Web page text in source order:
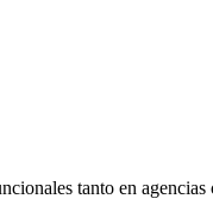
tanto en